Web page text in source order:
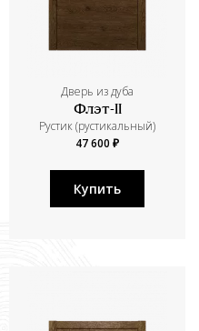
Дверь из дуба
Флэт-II
Рустик (рустикальный)
47 600 ₽
Купить